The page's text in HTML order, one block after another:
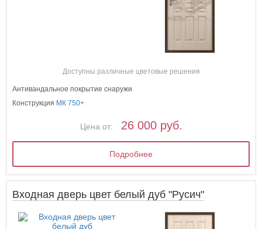
Доступны различные цветовые решения
Антивандальное покрытие снаружи
Конструкция МК 750+
Цена от: 26 000 руб.
Подробнее
Входная дверь цвет белый дуб "Русич"